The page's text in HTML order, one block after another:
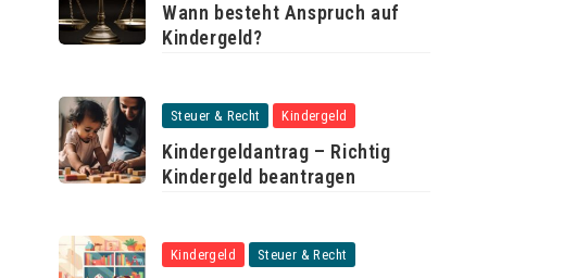
Wann besteht Anspruch auf
Kindergeld?
Steuer & Recht Kindergeld
Kindergeldantrag – Richtig
Kindergeld beantragen
Kindergeld Steuer & Recht